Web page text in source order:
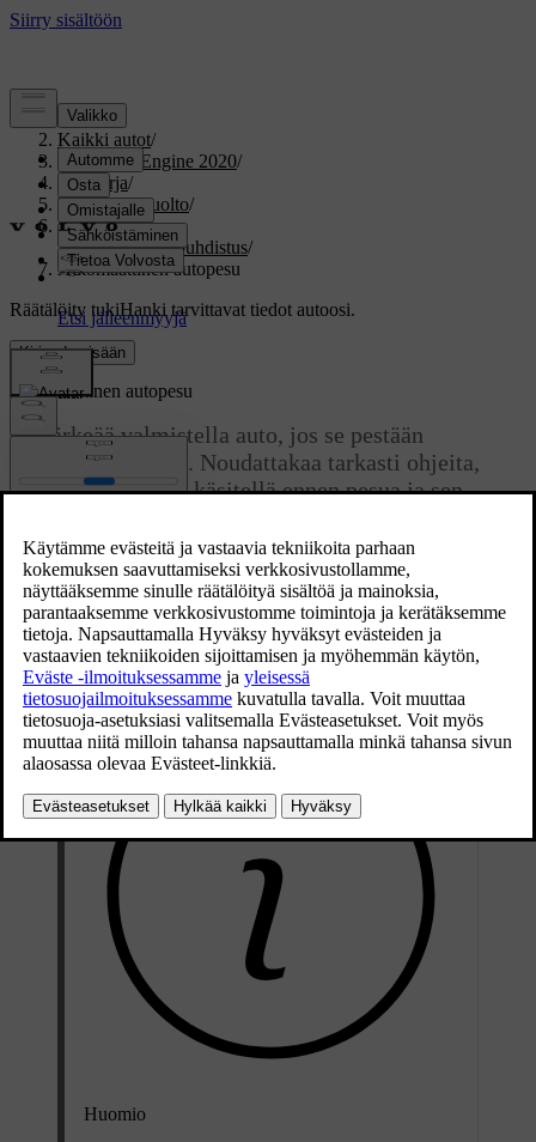
Tuki/
Kaikki autot/
V60 Twin Engine 2020/
Ohjekirja/
Ylläpito ja huolto/
Auton hoito/
Ulkopintojen puhdistus/
Automaattinen autopesu
Räätälöity tukiHanki tarvittavat tiedot autoosi.
Kirjaudu sisään
Päivitetty 10.05.2022
Automaattinen autopesu
On tärkeää valmistella auto, jos se pestään
automaattipesussa. Noudattakaa tarkasti ohjeita,
kuinka autoa tulee käsitellä ennen pesua ja sen
Automaattipesu voi olla nopea ja helppo tapa puhdistaa auto, mutta
se ei pese autossa kaikkia kohtia, jotka tarvitsevat säännöllistä
puhdistusta. Volvo suosittelee täydentämään automaattipesua
käsinpesulla.
Huomio